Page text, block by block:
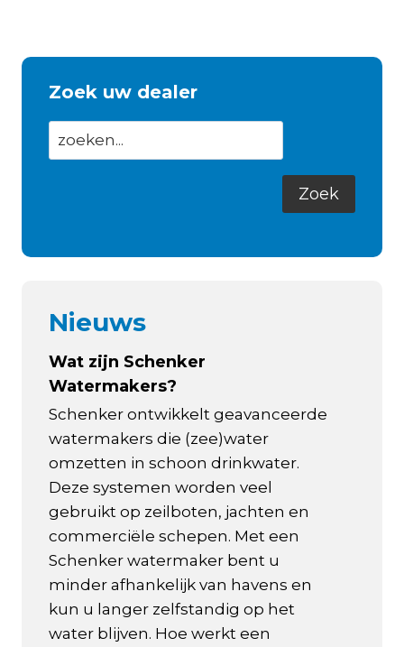
Zoek uw dealer
Nieuws
Wat zijn Schenker
Watermakers?
Schenker ontwikkelt geavanceerde
watermakers die (zee)water
omzetten in schoon drinkwater.
Deze systemen worden veel
gebruikt op zeilboten, jachten en
commerciële schepen. Met een
Schenker watermaker bent u
minder afhankelijk van havens en
kun u langer zelfstandig op het
water blijven. Hoe werkt een